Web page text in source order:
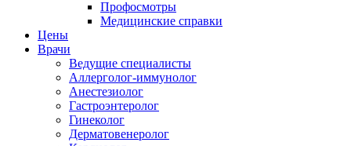
Профосмотры
Медицинские справки
Цены
Врачи
Ведущие специалисты
Аллерголог-иммунолог
Анестезиолог
Гастроэнтеролог
Гинеколог
Дерматовенеролог